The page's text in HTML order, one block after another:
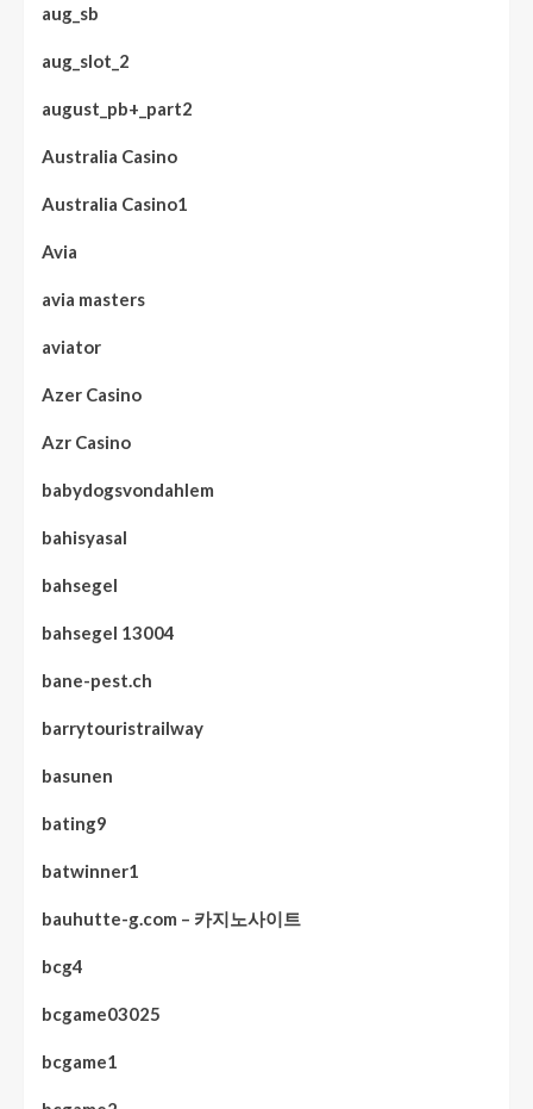
aug_sb
aug_slot_2
august_pb+_part2
Australia Casino
Australia Casino1
Avia
avia masters
aviator
Azer Casino
Azr Casino
babydogsvondahlem
bahisyasal
bahsegel
bahsegel 13004
bane-pest.ch
barrytouristrailway
basunen
bating9
batwinner1
bauhutte-g.com – 카지노사이트
bcg4
bcgame03025
bcgame1